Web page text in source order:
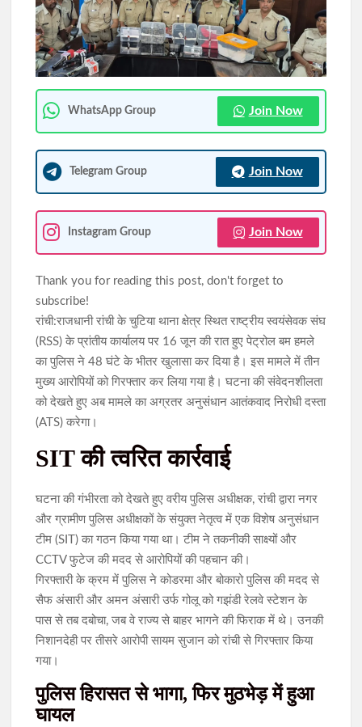
झारखंड में SIR के दौरान 63.24 लाख नोटिस जारी, रांची में सबसे अधिक
6.89 लाख मामले
JPSC-JSSC विवाद पर वाम छात्र संगठनों का शक्ति प्रदर्शन कल,
विधानसभा घेराव की तैयारी
WhatsApp Group Join Now
Telegram Group Join Now
Instagram Group Join Now
Thank you for reading this post, don't forget to
subscribe!
रांची:राजधानी रांची के चुटिया थाना क्षेत्र स्थित राष्ट्रीय स्वयंसेवक संघ
(RSS) के प्रांतीय कार्यालय पर 16 जून की रात हुए पेट्रोल बम हमले
का पुलिस ने 48 घंटे के भीतर खुलासा कर दिया है। इस मामले में तीन
मुख्य आरोपियों को गिरफ्तार कर लिया गया है। घटना की संवेदनशीलता
को देखते हुए अब मामले का अग्रतर अनुसंधान आतंकवाद निरोधी दस्ता
(ATS) करेगा।
SIT की त्वरित कार्रवाई
घटना की गंभीरता को देखते हुए वरीय पुलिस अधीक्षक, रांची द्वारा नगर
और ग्रामीण पुलिस अधीक्षकों के संयुक्त नेतृत्व में एक विशेष अनुसंधान
टीम (SIT) का गठन किया गया था। टीम ने तकनीकी साक्ष्यों और
CCTV फुटेज की मदद से आरोपियों की पहचान की।
गिरफ्तारी के क्रम में पुलिस ने कोडरमा और बोकारो पुलिस की मदद से
सैफ अंसारी और अमन अंसारी उर्फ गोलू को गझंडी रेलवे स्टेशन के
पास से तब दबोचा, जब वे राज्य से बाहर भागने की फिराक में थे। उनकी
निशानदेही पर तीसरे आरोपी सायम सुजान को रांची से गिरफ्तार किया
गया।
पुलिस हिरासत से भागा, फिर मुठभेड़ में हुआ
घायल